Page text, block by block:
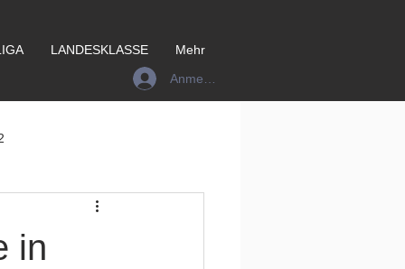
LANDESKLASSE
Mehr
Anmelden
in